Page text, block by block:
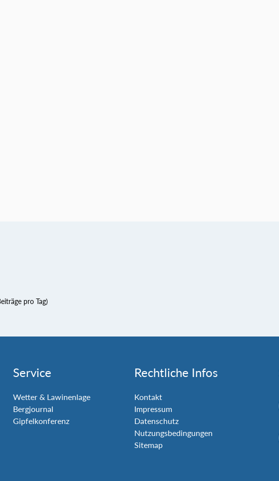
pro Tag)
Service
Wetter & Lawinenlage
Bergjournal
Gipfelkonferenz
Rechtliche Infos
Kontakt
Impressum
Datenschutz
Nutzungsbedingungen
Sitemap